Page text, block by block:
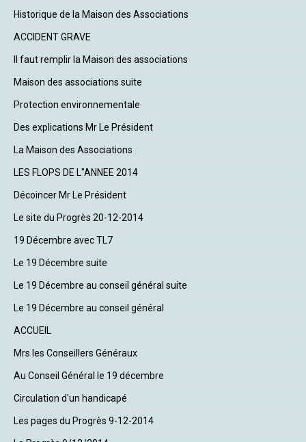
Historique de la Maison des Associations
ACCIDENT GRAVE
Il faut remplir la Maison des associations
Maison des associations suite
Protection environnementale
Des explications Mr Le Président
La Maison des Associations
LES FLOPS DE L"ANNEE 2014
Décoincer Mr Le Président
Le site du Progrès 20-12-2014
19 Décembre avec TL7
Le 19 Décembre suite
Le 19 Décembre au conseil général suite
Le 19 Décembre au conseil général
ACCUEIL
Mrs les Conseillers Généraux
Au Conseil Général le 19 décembre
Circulation d'un handicapé
Les pages du Progrès 9-12-2014